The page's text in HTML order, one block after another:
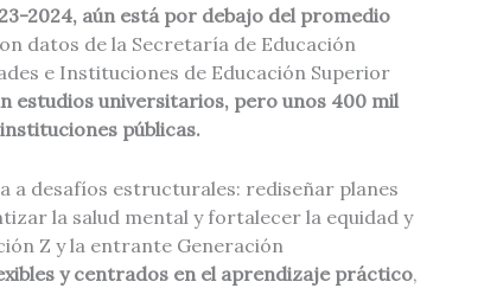
2024, aún está por debajo del promedio
datos de la Secretaría de Educación
e Instituciones de Educación Superior
estudios universitarios, pero unos 400 mil
públicas.
a desafíos estructurales: rediseñar planes
la salud mental y fortalecer la equidad y
Z y la entrante Generación
y centrados en el aprendizaje práctico,